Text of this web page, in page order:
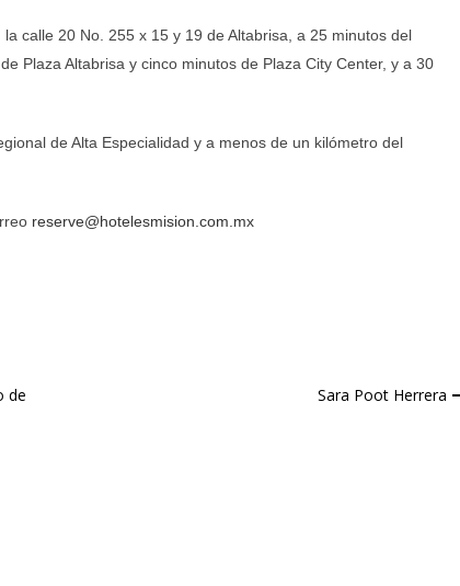
calle 20 No. 255 x 15 y 19 de Altabrisa, a 25 minutos del
Plaza Altabrisa y cinco minutos de Plaza City Center, y a 30
de Alta Especialidad y a menos de un kilómetro del
reserve@hotelesmision.com.mx
de
Sara Poot Herrera